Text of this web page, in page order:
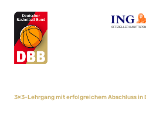
OFFIZIELLER
3×3-Lehrgang mit erfolgreichem Abschluss in